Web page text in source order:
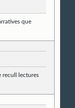
que
recull lectures